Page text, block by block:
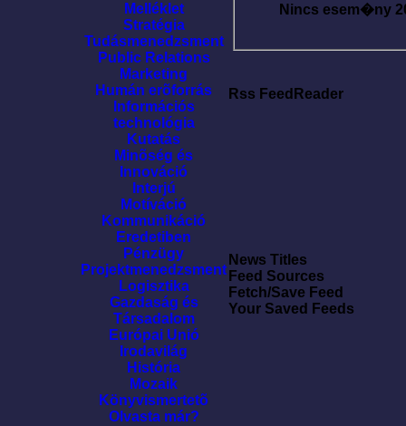
Melléklet
Stratégia
Tudásmenedzsment
Public Relations
Marketing
Humán erõforrás
Információs
technológia
Kutatás
Minõség és
Innováció
Interjú
Motíváció
Kommunikáció
Eredetiben
Pénzügy
Projektmenedzsment
Logisztika
Gazdaság és
Társadalom
Európai Unió
Irodavilág
História
Mozaik
Könyvismertetõ
Olvasta már?
Nincs esem�ny
Rss FeedReader
News Titles
Feed Sources
Fetch/Save Feed
Your Saved Feeds